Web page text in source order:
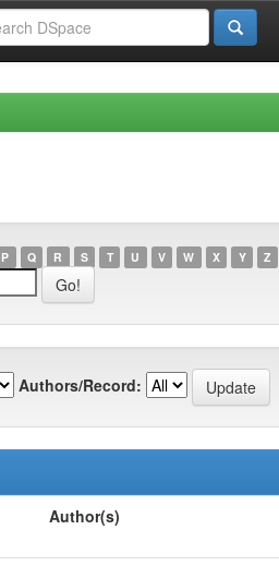
P Q R S T U V W X Y Z
Authors/Record:
Author(s)